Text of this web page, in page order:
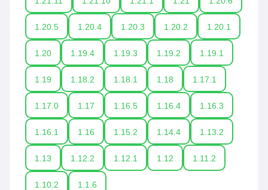
1.20.5 1.20.4 1.20.3 1.20.2 1.20.1
1.20 1.19.4 1.19.3 1.19.2 1.19.1
1.19 1.18.2 1.18.1 1.18 1.17.1
1.17.0 1.17 1.16.5 1.16.4 1.16.3
1.16.1 1.16 1.15.2 1.14.4 1.13.2
1.13 1.12.2 1.12.1 1.12 1.11.2
1.10.2 1.1.6